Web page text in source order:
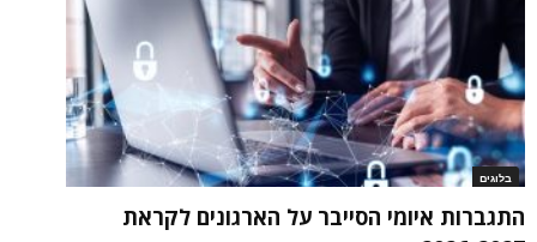
בלוגים
התגברות איומי הסייבר על הארגונים לקראת